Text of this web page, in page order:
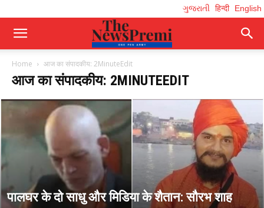
ગુજરાતી हिन्दी English
Home आज का संपादकीय: 2MinuteEdit
आज का संपादकीय: 2MINUTEEDIT
पालघर के दो साधु और मिडिया के शैतान: सौरभ शाह